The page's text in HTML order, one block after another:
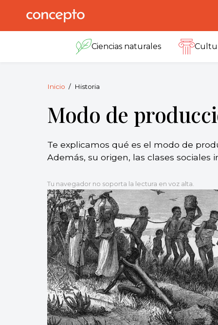
reservados.
Ciencias naturales
Inicio Historia
Modo de
Te explicamos qué es el modo de
Además, su origen, las clases sociales
Tu navegador no soporta la lectura en voz alta.